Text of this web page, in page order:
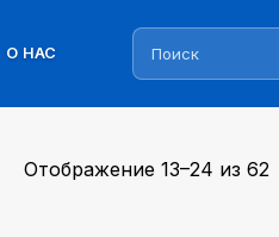
О НАС
Искать:
Отображение 13–24 из 62